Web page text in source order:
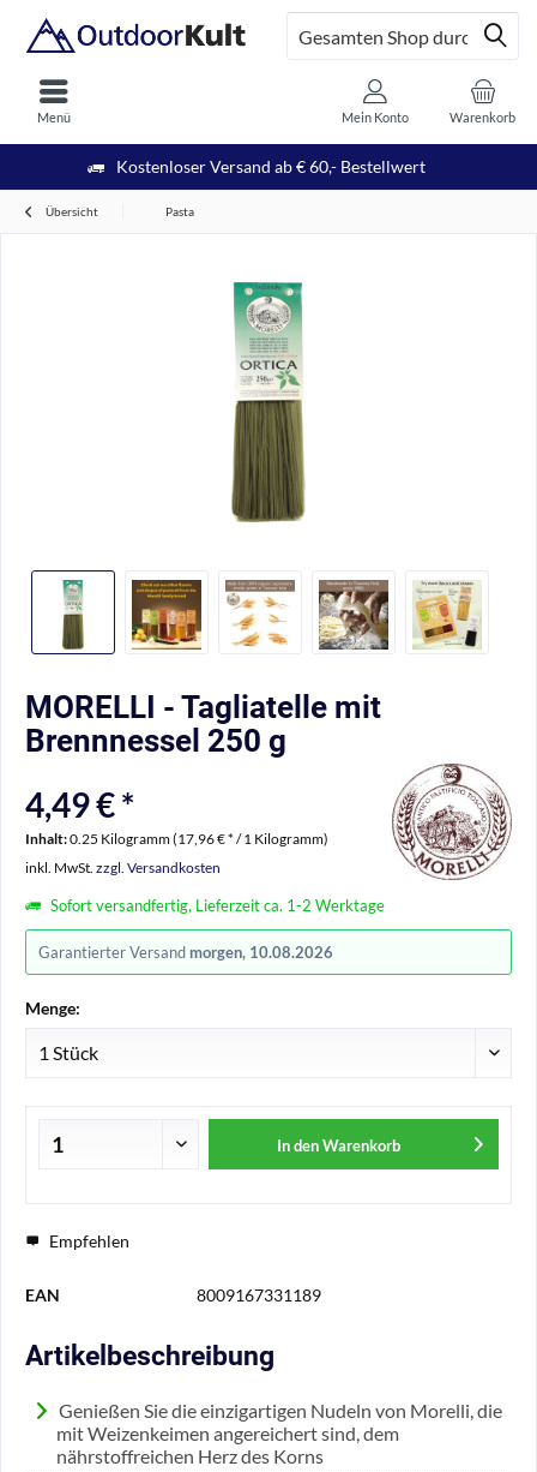
Kostenloser Versand ab € 60,- Bestellwert
Menü Warenkorb
Mein Konto
Übersicht Pasta
MORELLI - Tagliatelle mit
Brennnessel 250 g
4,49 € *
Inhalt:0.25 Kilogramm (17,96 € * / 1 Kilogramm)
inkl. MwSt. zzgl. Versandkosten
Sofort versandfertig, Lieferzeit ca. 1-2 Werktage
Garantierter Versand morgen, 10.08.2026
Menge:
In den Warenkorb
Empfehlen
EAN 8009167331189
Artikelbeschreibung
Genießen Sie die einzigartigen Nudeln von Morelli, die
mit Weizenkeimen angereichert sind, dem
nährstoffreichen Herz des Korns